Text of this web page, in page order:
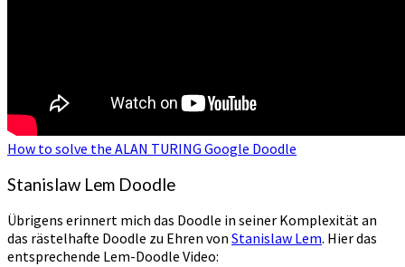
How to solve the ALAN TURING Google Doodle
Stanislaw Lem Doodle
Übrigens erinnert mich das Doodle in seiner Komplexität an
das rästelhafte Doodle zu Ehren von Stanislaw Lem. Hier das
entsprechende Lem-Doodle Video: